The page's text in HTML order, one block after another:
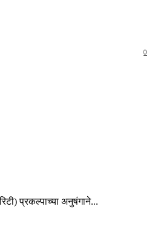
0
प्रकल्पाच्या अनुषंगाने...